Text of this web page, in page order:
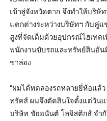
เข้าสู่จังหวัดตาก จึงทำให้บริษัท
แตกต่างระหว่างบริษัทฯ กับคู่
สูงที่จัดเต็มด้วยอุปกรณ์ไฮเทค
พนักงานขับรถและทรัพย์สินอัน
ขาล่อง
“ผมได้ทดลองรถหลายยี่ห้อแล้
ทรัคส์ ผมจึงตัดสินใจตั้งแต่วันแ
บริษัท ชัยอนันต์ โลจิสติกส์ จำ